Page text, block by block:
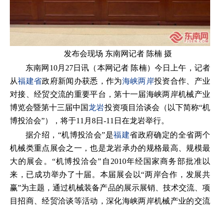
发布会现场 东南网记者 陈楠 摄
东南网10月27日讯（本网记者 陈楠）今日上午，记者
从福建省政府新闻办获悉，作为海峡两岸投资合作、产业
对接、经贸交流的重要平台，第十一届海峡两岸机械产业
博览会暨第十三届中国龙岩投资项目洽谈会（以下简称“机
博投洽会”），将于11月8日-11日在龙岩举行。
据介绍，“机博投洽会”是福建省政府确定的全省两个
机械类重点展会之一，也是龙岩承办的规格最高、规模最
大的展会。“机博投洽会”自2010年经国家商务部批准以
来，已成功举办了十届。本届展会以“两岸合作，发展共
赢”为主题，通过机械装备产品的展示展销、技术交流、项
目招商、经贸洽谈等活动，深化海峡两岸机械产业的交流